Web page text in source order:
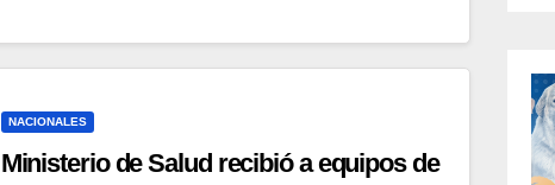
NACIONALES
Ministerio de Salud recibió a equipos de